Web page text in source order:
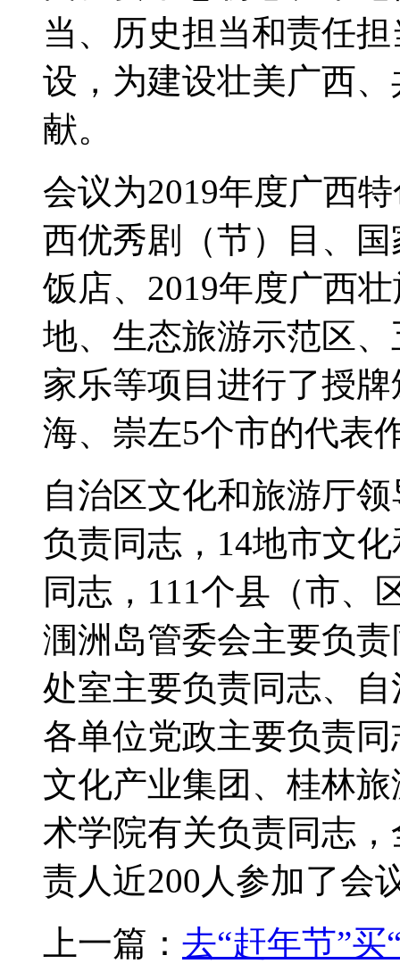
当、历史担当和责任
设，为建设壮美广西
献。
会议为2019年度广西
西优秀剧（节）目、
饭店、2019年度广西
地、生态旅游示范区
家乐等项目进行了授
海、崇左5个市的代表
自治区文化和旅游厅
负责同志，14地市文
同志，111个县（市、
涠洲岛管委会主要负
处室主要负责同志、
各单位党政主要负责
文化产业集团、桂林
术学院有关负责同志
责人近200人参加了会
上一篇： 去“赶年节”